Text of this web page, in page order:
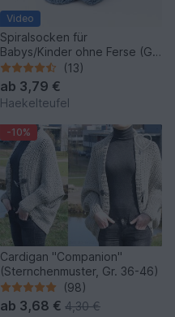
Video
Spiralsocken für
Babys/Kinder ohne Ferse (Gr.
50-116, veränderbar)
(13)
ab 3,79 €
Haekelteufel
-10%
Cardigan "Companion"
(Sternchenmuster, Gr. 36-46)
(98)
ab 3,68 € 4,30 €